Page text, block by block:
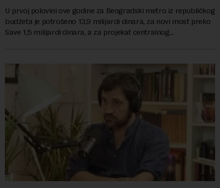
U prvoj polovini ove godine za Beogradski metro iz republičkog
budžeta je potrošeno 13,9 milijardi dinara, za novi most preko
Save 1,5 milijardi dinara, a za projekat centralnog